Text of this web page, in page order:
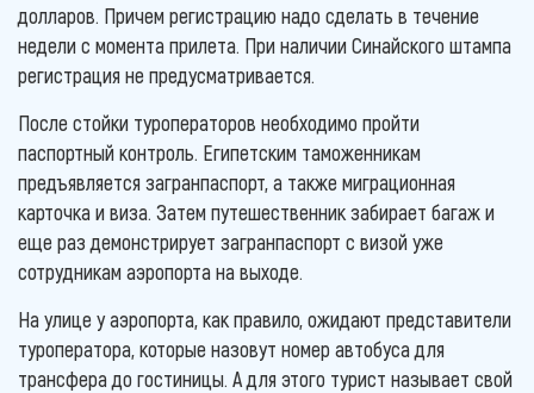
долларов. Причем регистрацию надо сделать в течение
недели с момента прилета. При наличии Синайского штампа
регистрация не предусматривается.
После стойки туроператоров необходимо пройти
паспортный контроль. Египетским таможенникам
предъявляется загранпаспорт, а также миграционная
карточка и виза. Затем путешественник забирает багаж и
еще раз демонстрирует загранпаспорт с визой уже
сотрудникам аэропорта на выходе.
На улице у аэропорта, как правило, ожидают представители
туроператора, которые назовут номер автобуса для
трансфера до гостиницы. А для этого турист называет свой